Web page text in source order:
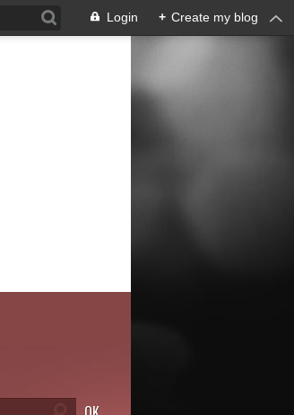
Login + Create my blog